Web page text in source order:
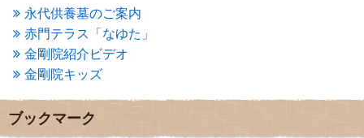
2013年4月(1)
2013年3月
(4)
2013年2月(6)
2013年1月(6)
2012年12月(7)
2012年10月(5)
2012年9月
(8)
永代供養墓のご案内
赤門テラス「なゆた」
金剛院紹介ビデオ
金剛院キッズ
ブックマーク